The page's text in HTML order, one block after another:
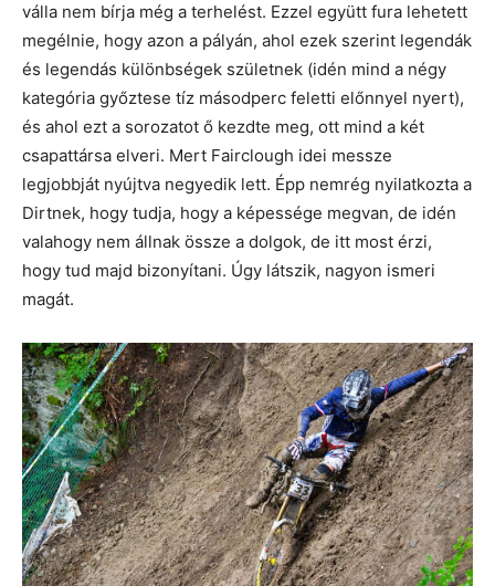
válla nem bírja még a terhelést. Ezzel együtt fura lehetett
megélnie, hogy azon a pályán, ahol ezek szerint legendák
és legendás különbségek születnek (idén mind a négy
kategória győztese tíz másodperc feletti előnnyel nyert),
és ahol ezt a sorozatot ő kezdte meg, ott mind a két
csapattársa elveri. Mert Fairclough idei messze
legjobbját nyújtva negyedik lett. Épp nemrég nyilatkozta a
Dirtnek, hogy tudja, hogy a képessége megvan, de idén
valahogy nem állnak össze a dolgok, de itt most érzi,
hogy tud majd bizonyítani. Úgy látszik, nagyon ismeri
magát.